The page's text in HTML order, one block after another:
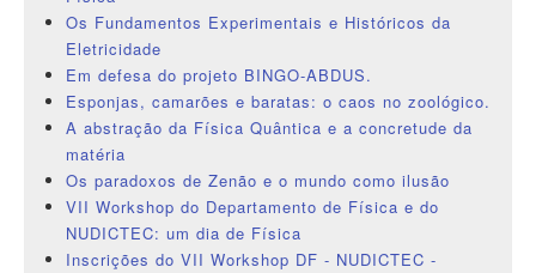
Os Fundamentos Experimentais e Históricos da
Eletricidade
Em defesa do projeto BINGO-ABDUS.
Esponjas, camarões e baratas: o caos no zoológico.
A abstração da Física Quântica e a concretude da
matéria
Os paradoxos de Zenão e o mundo como ilusão
VII Workshop do Departamento de Física e do
NUDICTEC: um dia de Física
Inscrições do VII Workshop DF - NUDICTEC -